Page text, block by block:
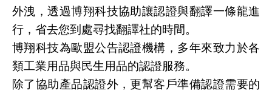
外洩，透過博翔科技協助讓認證與翻譯一條龍進
行，省去您到處尋找翻譯社的時間。
博翔科技為歐盟公告認證機構，多年來致力於各
類工業用品與民生用品的認證服務。
除了協助產品認證外，更幫客戶準備認證需要的